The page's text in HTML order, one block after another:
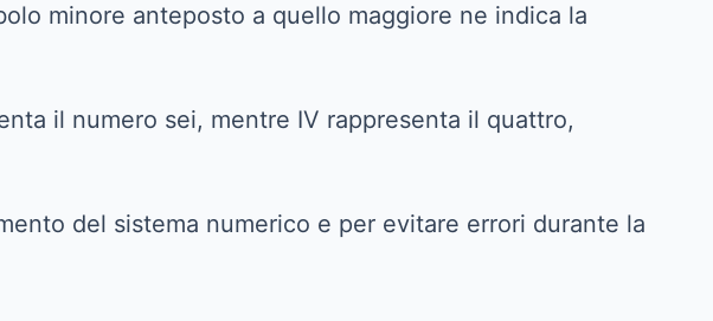
minore anteposto a quello maggiore ne indica la
il numero sei, mentre IV rappresenta il quattro,
del sistema numerico e per evitare errori durante la